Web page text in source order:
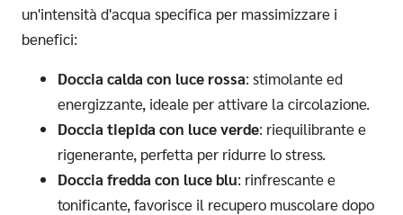
un'intensità d'acqua specifica per massimizzare i
benefici:
Doccia calda con luce rossa: stimolante ed
energizzante, ideale per attivare la circolazione.
Doccia tiepida con luce verde: riequilibrante e
rigenerante, perfetta per ridurre lo stress.
Doccia fredda con luce blu: rinfrescante e
tonificante, favorisce il recupero muscolare dopo